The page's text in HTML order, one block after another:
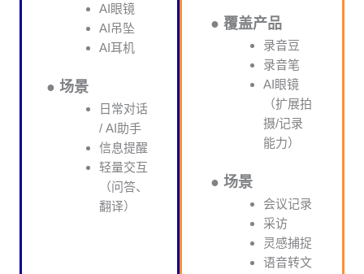
AI眼镜
AI吊坠
AI耳机
● 场景
日常对话
/ AI助手
信息提醒
轻量交互
（问答、
翻译）
● 覆盖产品
录音豆
录音笔
AI眼镜
（扩展拍
摄/记录
能力）
● 场景
会议记录
采访
灵感捕捉
语音转文